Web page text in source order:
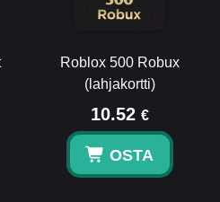
Roblox 500 Robux
(lahjakortti)
10.52 €
OSTA